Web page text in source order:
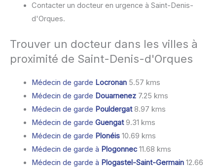
Contacter un docteur en urgence à Saint-Denis-
d'Orques.
Trouver un docteur dans les villes à
proximité de Saint-Denis-d'Orques
Médecin de garde Locronan5.57 kms
Médecin de garde Douarnenez7.25 kms
Médecin de garde Pouldergat8.97 kms
Médecin de garde Guengat9.31 kms
Médecin de garde Plonéis10.69 kms
Médecin de garde à Plogonnec11.68 kms
Médecin de garde à Plogastel-Saint-Germain12.66